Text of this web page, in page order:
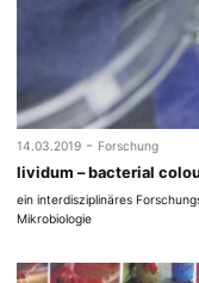
14.03.2019 - Forschung
lividum – bacterial
ein interdisziplinäres
Mikrobiologie